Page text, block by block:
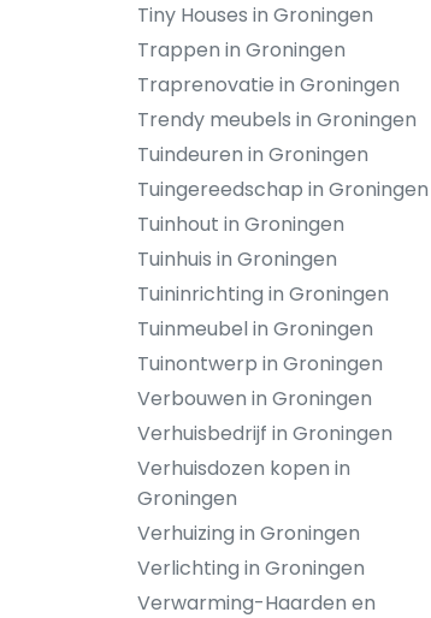
Tiny Houses in Groningen
Trappen in Groningen
Traprenovatie in Groningen
Trendy meubels in Groningen
Tuindeuren in Groningen
Tuingereedschap in Groningen
Tuinhout in Groningen
Tuinhuis in Groningen
Tuininrichting in Groningen
Tuinmeubel in Groningen
Tuinontwerp in Groningen
Verbouwen in Groningen
Verhuisbedrijf in Groningen
Verhuisdozen kopen in
Groningen
Verhuizing in Groningen
Verlichting in Groningen
Verwarming-Haarden en